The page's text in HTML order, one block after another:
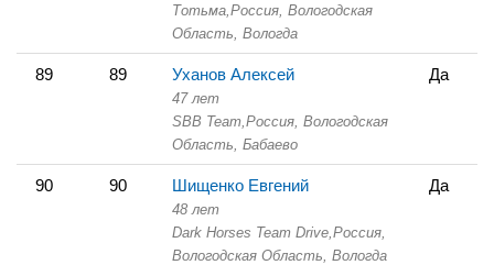
Тотьма, Россия, Вологодская
Область, Вологда
89 89 Уханов Алексей
47 лет
SBB Team, Россия, Вологодская
Область, Бабаево
Да
90 90 Шищенко Евгений
48 лет
Dark Horses Team Drive, Россия,
Вологодская Область, Вологда
Да